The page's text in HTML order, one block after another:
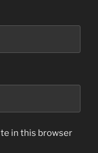
in this browser